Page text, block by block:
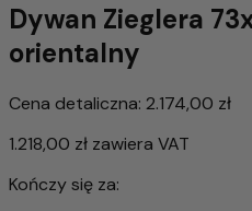
Dywan Zieglera
orientalny
Cena detaliczna: 2.174,00 zł
1.218,00 zł zawiera VAT
Kończy się za: